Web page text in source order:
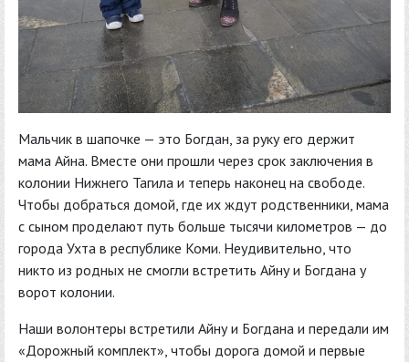
Мальчик в шапочке — это Богдан, за руку его держит
мама Айна. Вместе они прошли через срок заключения в
колонии Нижнего Тагила и теперь наконец на свободе.
Чтобы добраться домой, где их ждут родственники, мама
с сыном проделают путь больше тысячи километров — до
города Ухта в республике Коми. Неудивительно, что
никто из родных не смогли встретить Айну и Богдана у
ворот колонии.
Наши волонтеры встретили Айну и Богдана и передали им
«Дорожный комплект», чтобы дорога домой и первые